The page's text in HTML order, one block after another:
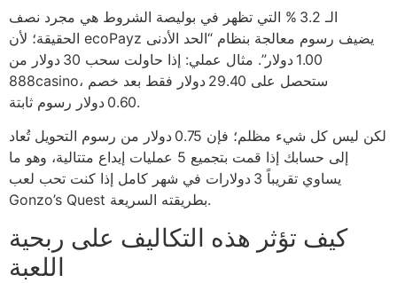
الـ 3.2 % التي تظهر في بوليصة الشروط هي مجرد نصف
الحقيقة؛ لأن ecoPayz يضيف رسوم معالجة بنظام “الحد الأدنى
1.00 دولار”. مثال عملي: إذا حاولت سحب 30 دولار من
888casino، ستحصل على 29.40 دولار فقط بعد خصم
0.60 دولار رسوم ثابتة.
لكن ليس كل شيء مظلم؛ فإن 0.75 دولار من رسوم التحويل تُعاد
إلى حسابك إذا قمت بتجميع 5 عمليات إيداع متتالية، وهو ما
يساوي تقريباً 3 دولارات في شهر كامل إذا كنت تحب لعب
Gonzo’s Quest بطريقته السريعة.
كيف تؤثر هذه التكاليف على ربحية
اللعبة